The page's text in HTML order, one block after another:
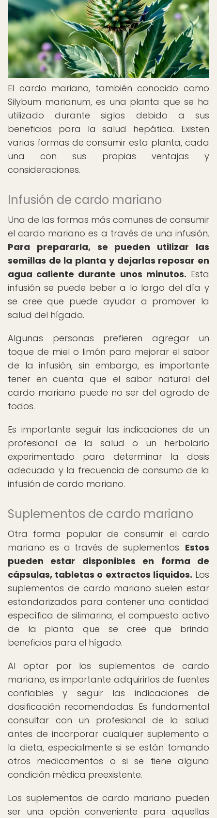
El cardo mariano, también conocido como
Silybum marianum, es una planta que se ha
utilizado durante siglos debido a sus
beneficios para la salud hepática. Existen
varias formas de consumir esta planta, cada
una con sus propias ventajas y
consideraciones.
Infusión de cardo mariano
Una de las formas más comunes de consumir
el cardo mariano es a través de una infusión.
Para prepararla, se pueden utilizar las
semillas de la planta y dejarlas reposar en
agua caliente durante unos minutos. Esta
infusión se puede beber a lo largo del día y
se cree que puede ayudar a promover la
salud del hígado.
Algunas personas prefieren agregar un
toque de miel o limón para mejorar el sabor
de la infusión, sin embargo, es importante
tener en cuenta que el sabor natural del
cardo mariano puede no ser del agrado de
todos.
Es importante seguir las indicaciones de un
profesional de la salud o un herbolario
experimentado para determinar la dosis
adecuada y la frecuencia de consumo de la
infusión de cardo mariano.
Suplementos de cardo mariano
Otra forma popular de consumir el cardo
mariano es a través de suplementos. Estos
pueden estar disponibles en forma de
cápsulas, tabletas o extractos líquidos. Los
suplementos de cardo mariano suelen estar
estandarizados para contener una cantidad
específica de silimarina, el compuesto activo
de la planta que se cree que brinda
beneficios para el hígado.
Al optar por los suplementos de cardo
mariano, es importante adquirirlos de fuentes
confiables y seguir las indicaciones de
dosificación recomendadas. Es fundamental
consultar con un profesional de la salud
antes de incorporar cualquier suplemento a
la dieta, especialmente si se están tomando
otros medicamentos o si se tiene alguna
condición médica preexistente.
Los suplementos de cardo mariano pueden
ser una opción conveniente para aquellas